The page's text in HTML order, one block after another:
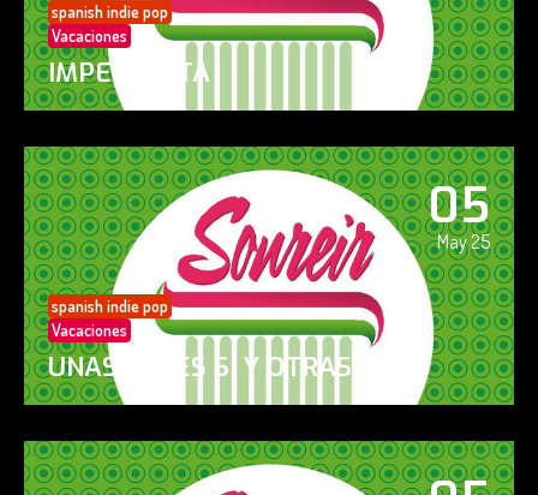
spanish indie pop
Vacaciones
IMPERFECTA
05
May 25
spanish indie pop
Vacaciones
UNAS VECES SÍ Y OTRAS NO